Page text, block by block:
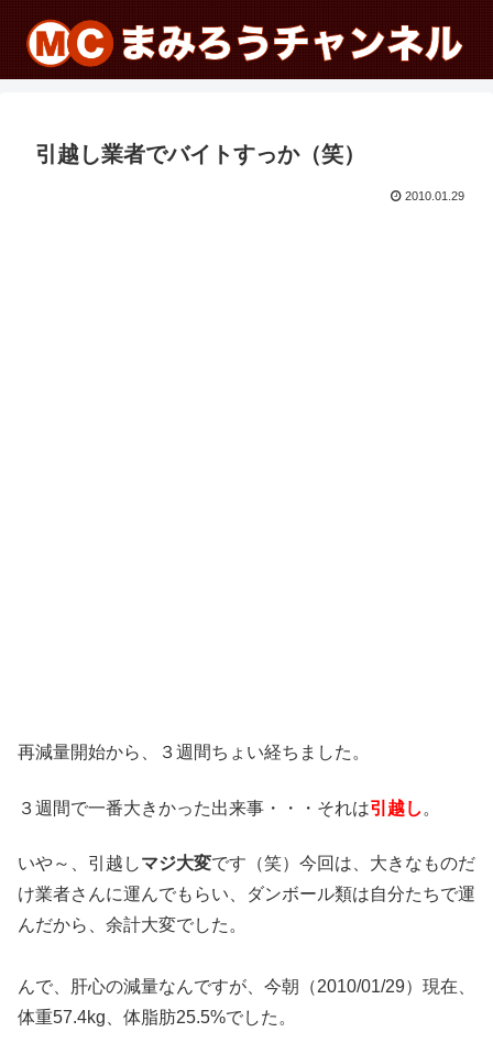
引越し業者でバイトすっか（笑）
2010.01.29
再減量開始から、３週間ちょい経ちました。
３週間で一番大きかった出来事・・・それは引越し 。
いや～、引越しマジ大変です（笑）今回は、大きなものだ
け業者さんに運んでもらい、ダンボール類は自分たちで運
んだから、余計大変でした。
んで、肝心の減量なんですが、今朝（2010/01/29）現在、
体重57.4kg、体脂肪25.5%でした。